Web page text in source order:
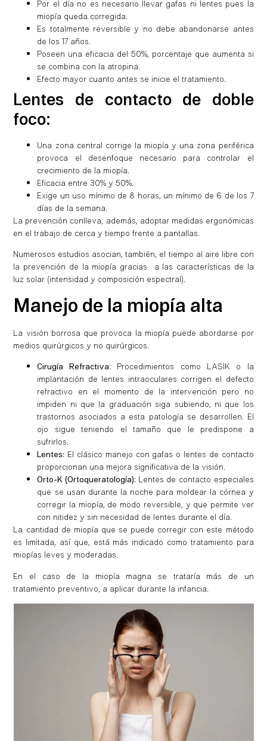
Por el día no es necesario llevar gafas ni lentes pues la
miopía queda corregida.
Es totalmente reversible y no debe abandonarse antes
de los 17 años.
Poseen una eficacia del 50%, porcentaje que aumenta si
se combina con la atropina.
Efecto mayor cuanto antes se inicie el tratamiento.
Lentes de contacto de doble
foco:
Una zona central corrige la miopía y una zona periférica
provoca el desenfoque necesario para controlar el
crecimiento de la miopía.
Eficacia entre 30% y 50%.
Exige un uso mínimo de 8 horas, un mínimo de 6 de los 7
días de la semana.
La prevención conlleva, además, adoptar medidas ergonómicas
en el trabajo de cerca y tiempo frente a pantallas.
Numerosos estudios asocian, también, el tiempo al aire libre con
la prevención de la miopía gracias a las características de la
luz solar (intensidad y composición espectral).
Manejo de la miopía alta
La visión borrosa que provoca la miopía puede abordarse por
medios quirúrgicos y no quirúrgicos.
Cirugía Refractiva: Procedimientos como LASIK o la
implantación de lentes intraoculares corrigen el defecto
refractivo en el momento de la intervención pero no
impiden ni que la graduación siga subiendo, ni que los
trastornos asociados a esta patología se desarrollen. El
ojo sigue teniendo el tamaño que le predispone a
sufrirlos.
Lentes: El clásico manejo con gafas o lentes de contacto
proporcionan una mejora significativa de la visión.
Orto-K (Ortoqueratología): Lentes de contacto especiales
que se usan durante la noche para moldear la córnea y
corregir la miopía, de modo reversible, y que permite ver
con nitidez y sin necesidad de lentes durante el día.
La cantidad de miopía que se puede corregir con este método
es limitada, así que, está más indicado como tratamiento para
miopías leves y moderadas.
En el caso de la miopía magna se trataría más de un
tratamiento preventivo, a aplicar durante la infancia.